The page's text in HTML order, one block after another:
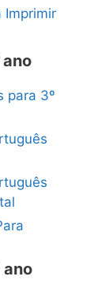
Imprimir
para 3º